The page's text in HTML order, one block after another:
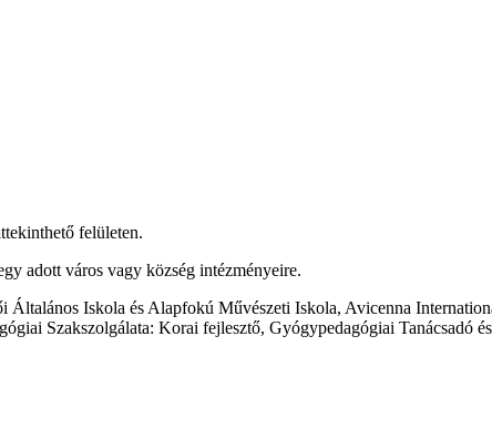
felületen.
adott város vagy község intézményeire.
Általános Iskola és Alapfokú Művészeti Iskola, Avicenna
Szakszolgálata: Korai fejlesztő, Gyógypedagógiai Tanácsadó